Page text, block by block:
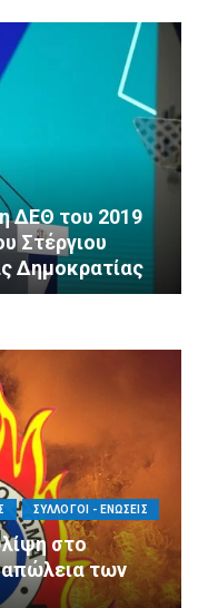
στα
ΝΔ και τη 2η
ΠΟΛΙΤΙΣΜΟΣ
ο εορτασμός
στον